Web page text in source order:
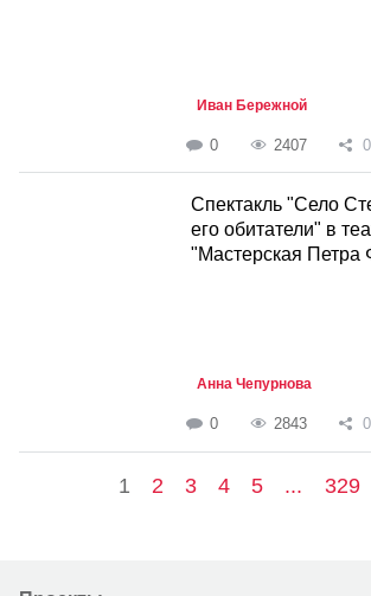
Иван Бережной
0 2407 0
Спектакль "Село
его обитатели" в
"Мастерская Петра
Анна Чепурнова
0 2843 0
1 2 3 4 5 ... 329